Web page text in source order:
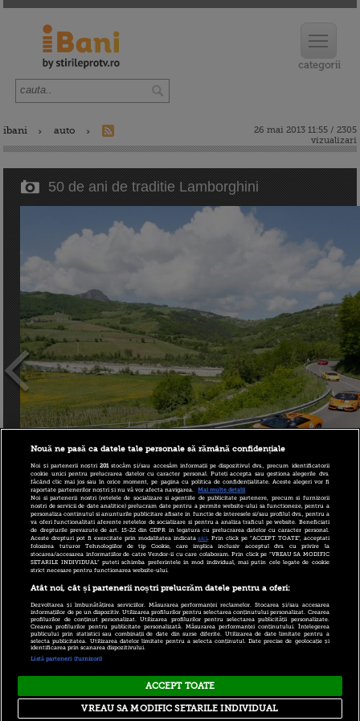
ibani auto
26 mai 2013 11:55 / 2305
vizualizari
50 de ani de traditie Lamborghini
autor:iBani, 26 mai 2013 11:55
Copyright © 2026 PRO TV S.R.L |Politica de Cookie|
Politica Confidentialitate| RSS
Nouă ne pasă ca datele tale personale să rămână confidențiale
Noi și partenerii noștri201stocăm și/sau accesăm informații pe dispozitivul dvs., precum identificatorii
cookie unici pentru prelucrarea datelor cu caracter personal. Puteți accepta sau gestiona alegerile dvs.
făcând clic mai jos sau în orice moment, pe pagina cu politica de confidențialitate. Aceste alegeri vor fi
raportate partenerilor noștri și nu vă vor afecta navigarea.
Mai multe detalii
Noi si partenerii nostri (retelele de socializare si agentiile de publicitate partenere, precum si furnizorii
nostri de servicii de date analitice) prelucram date pentru a permite website-ului sa functioneze, pentru a
personaliza continutul si anunturile publicitare afisate in functie de interesele si/sau profilul dvs., pentru a
va oferi functionalitati aferente retelelor de socializare si pentru a analiza traficul pe website. Beneficiati
de drepturile prevazute de art. 15-22 din GDPR in legatura cu prelucrarea datelor cu caracter personal.
Aceste drepturi pot fi exercitate prin modalitatea indicataaici. Prin click pe “ACCEPT TOATE”, acceptati
folosirea tuturor Tehnologiilor de tip Cookie, care implica inclusiv acceptul dvs. cu privire la
stocarea/accesarea informatiilor de catre Vendor-ii cu care colaboram. Prin click pe “VREAU SA MODIFIC
SETARILE INDIVIDUAL” puteti schimba preferintele in mod individual, mai putin cele legate de cookie
strict necesare pentru functionarea website-ului.
Atât noi, cât și partenerii noștri prelucrăm datele pentru a oferi:
Dezvoltarea și îmbunătățirea serviciilor. Măsurarea performanței reclamelor. Stocarea și/sau accesarea
informațiilor de pe un dispozitiv. Utilizarea profilurilor pentru selectarea conținutului personalizat. Crearea
profilurilor de conținut personalizat. Utilizarea profilurilor pentru selectarea publicității personalizate.
Crearea profilurilor pentru publicitate personalizată. Măsurarea performanței conținutului. Înțelegerea
publicului prin statistici sau combinații de date din surse diferite. Utilizarea de date limitate pentru a
selecta publicitatea. Utilizarea datelor limitate pentru a selecta conținutul. Date precise de geolocație și
identificarea prin scanarea dispozitivului.
Listă parteneri (furnizori)
ACCEPT TOATE
VREAU SA MODIFIC SETARILE INDIVIDUAL